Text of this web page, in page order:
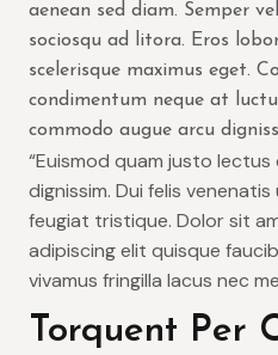
aenean sed diam. Semper
sociosqu ad litora. Eros
scelerisque maximus eget.
condimentum neque at
commodo augue arcu
“Euismod quam justo
dignissim. Dui felis
feugiat tristique. Dolor sit
adipiscing elit quisque
vivamus fringilla lacus nec
Torquent Per